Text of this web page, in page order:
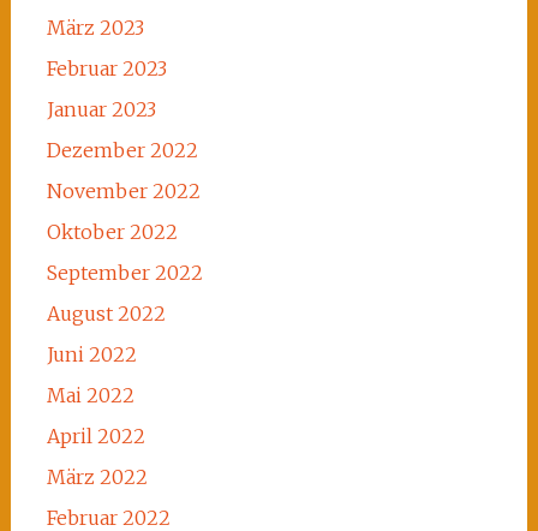
März 2023
Februar 2023
Januar 2023
Dezember 2022
November 2022
Oktober 2022
September 2022
August 2022
Juni 2022
Mai 2022
April 2022
März 2022
Februar 2022